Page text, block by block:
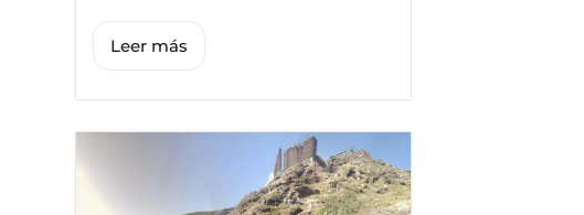
Leer más